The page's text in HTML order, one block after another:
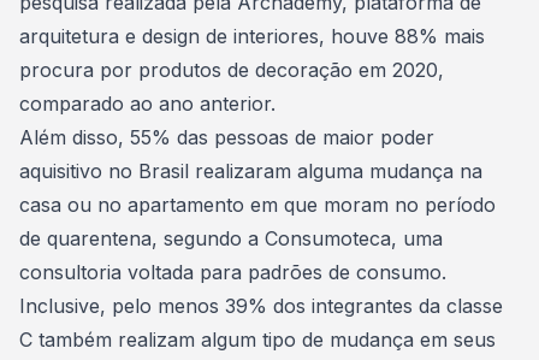
arquitetura e design de interiores, houve 88% mais
procura por produtos de decoração em 2020,
comparado ao ano anterior.
Além disso, 55% das pessoas de maior poder
aquisitivo no Brasil realizaram alguma mudança na
casa ou no apartamento em que moram no período
de quarentena, segundo a Consumoteca, uma
consultoria voltada para padrões de consumo.
Inclusive, pelo menos 39% dos integrantes da classe
C também realizam algum tipo de mudança em seus